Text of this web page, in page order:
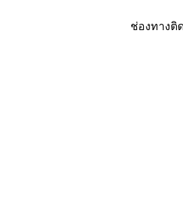
ช่องทางติ